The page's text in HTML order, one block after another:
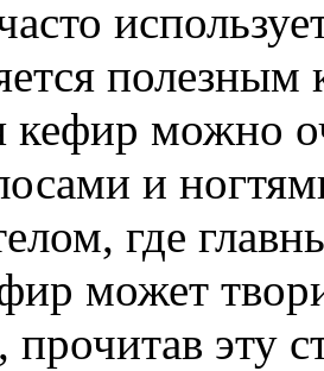
кефир можно
и
где
может
прочитав эту